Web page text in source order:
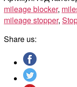
AUDI
A6/S6/RS6
C8
mileage blocker,
mileage stopper,
Share us: